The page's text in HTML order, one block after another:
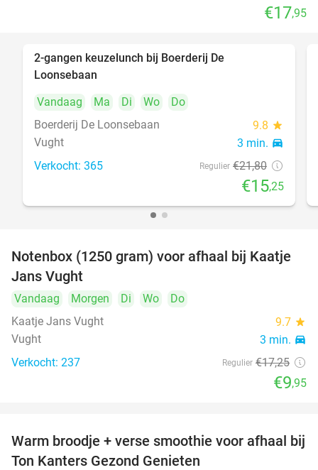
€17,95
2-gangen keuzelunch bij Boerderij De
Loonsebaan
Vandaag
Ma Di Wo
Do
Boerderij De Loonsebaan
9.8 star
Vught 3 min. directions_car
Verkocht: 365 Regulier €21,80
€15,25
42%
Notenbox (1250 gram) voor afhaal bij Kaatje
Jans Vught
Vandaag Morgen Di Wo
Do
Kaatje Jans Vught
9.7 star
Vught 3 min. directions_car
Verkocht: 237 Regulier €17,25
€9,95
43%
Warm broodje + verse smoothie voor afhaal bij
Ton Kanters Gezond Genieten